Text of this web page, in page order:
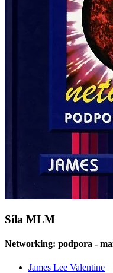
Síla MLM
Networking: podpora -
James Lee Valentine